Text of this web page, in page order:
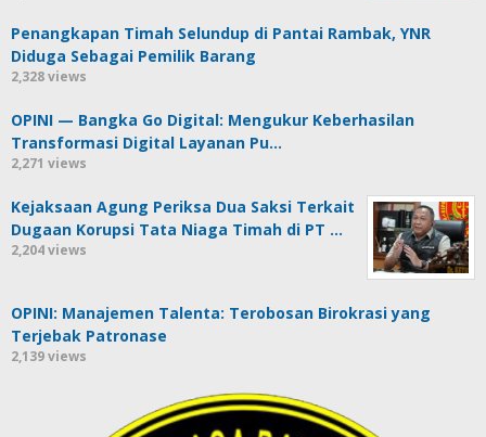
Penangkapan Timah Selundup di Pantai Rambak, YNR
Diduga Sebagai Pemilik Barang
2,328 views
OPINI — Bangka Go Digital: Mengukur Keberhasilan
Transformasi Digital Layanan Pu…
2,271 views
Kejaksaan Agung Periksa Dua Saksi Terkait
Dugaan Korupsi Tata Niaga Timah di PT …
2,204 views
OPINI: Manajemen Talenta: Terobosan Birokrasi yang
Terjebak Patronase
2,139 views